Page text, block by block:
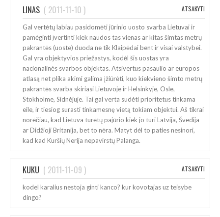
LINAS ( 2011-11-10 ) ATSAKYTI
Gal vertėtų labiau pasidomėti jūrinio uosto svarba Lietuvai ir
pamėginti įvertinti kiek naudos tas vienas ar kitas šimtas metrų
pakrantės (uoste) duoda ne tik Klaipėdai bent ir visai valstybei.
Gal yra objektyvios priežastys, kodėl šis uostas yra
nacionalinės svarbos objektas. Atsivertus pasaulio ar europos
atlasą net plika akimi galima įžiūrėti, kuo kiekvieno šimto metrų
pakrantės svarba skiriasi Lietuvoje ir Helsinkyje, Osle,
Stokholme, Sidnėjuje. Tai gal verta sudėti prioritetus tinkama
eile, ir tiesiog surasti tinkamesnę vietą tokiam objektui. Aš tikrai
norėčiau, kad Lietuva turėtų pajūrio kiek jo turi Latvija, Švedija
ar Didžioji Britanija, bet to nėra. Matyt dėl to paties nesinori,
kad kad Kuršių Nerija nepavirstų Palanga.
KUKU ( 2011-11-09 ) ATSAKYTI
kodel karalius nestoja ginti kanco? kur kovotajas uz teisybe
dingo?